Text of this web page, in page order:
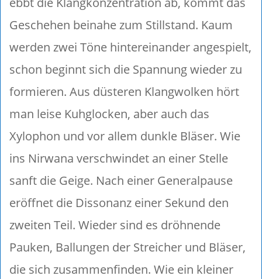
Geschehen beinahe zum Stillstand. Kaum
werden zwei Töne hintereinander angespielt,
schon beginnt sich die Spannung wieder zu
formieren. Aus düsteren Klangwolken hört
man leise Kuhglocken, aber auch das
Xylophon und vor allem dunkle Bläser. Wie
ins Nirwana verschwindet an einer Stelle
sanft die Geige. Nach einer Generalpause
eröffnet die Dissonanz einer Sekund den
zweiten Teil. Wieder sind es dröhnende
Pauken, Ballungen der Streicher und Bläser,
die sich zusammenfinden. Wie ein kleiner